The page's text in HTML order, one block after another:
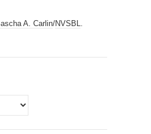
A. Carlin/NVSBL.